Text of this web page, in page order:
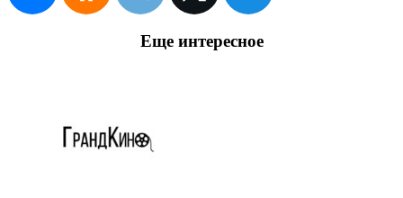
Еще интересное